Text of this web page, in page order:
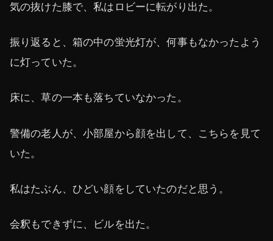
気の抜けた膝で、私はロビーに転がり出た。
振り返ると、箱の中の蛍光灯が、何事もなかったよう
に灯っていた。
床に、草の一本も落ちていなかった。
警備の老人が、小部屋から顔を出して、こちらを見て
いた。
私はたぶん、ひどい顔をしていたのだと思う。
会釈もできずに、ビルを出た。